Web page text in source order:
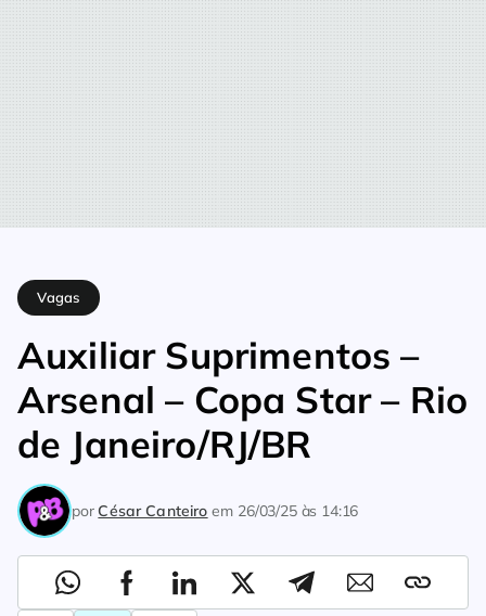
Home Vagas
Vagas
Auxiliar Suprimentos –
Arsenal – Copa Star – Rio
de Janeiro/RJ/BR
porCésar Canteiro em 26/03/25 às 14:16